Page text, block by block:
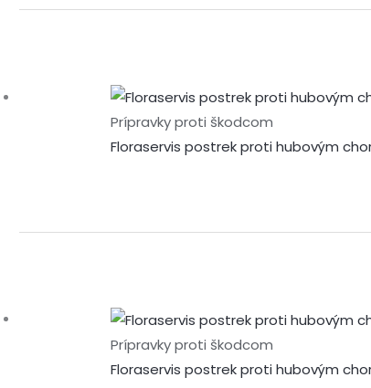
Prípravky proti škodcom
Floraservis postrek proti hubovým
Prípravky proti škodcom
Floraservis postrek proti hubovým